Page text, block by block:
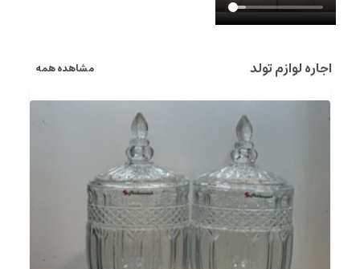
اجاره لوازم تولد مشاهده همه